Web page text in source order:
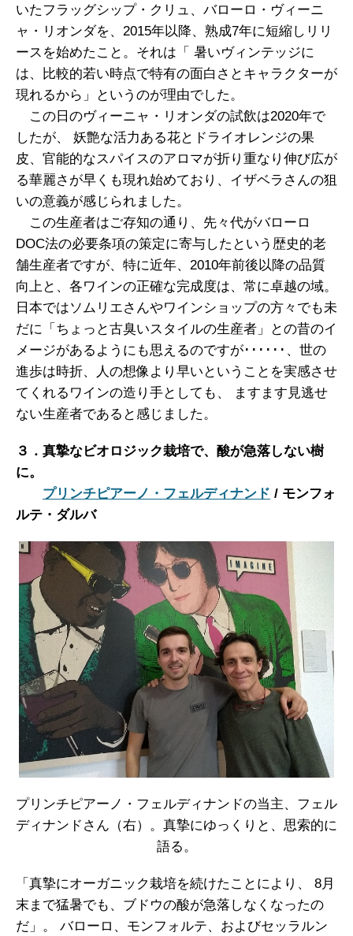
いたフラッグシップ・クリュ、バローロ・ヴィーニ
ャ・リオンダを、2015年以降、熟成7年に短縮しリリ
ースを始めたこと。それは「 暑いヴィンテッジに
は、比較的若い時点で特有の面白さとキャラクターが
現れるから」というのが理由でした。
この日のヴィーニャ・リオンダの試飲は2020年で
したが、 妖艶な活力ある花とドライオレンジの果
皮、官能的なスパイスのアロマが折り重なり伸び広が
る華麗さが早くも現れ始めており、イザベラさんの狙
いの意義が感じられました。
この生産者はご存知の通り、先々代がバローロ
DOC法の必要条項の策定に寄与したという歴史的老
舗生産者ですが、特に近年、2010年前後以降の品質
向上と、各ワインの正確な完成度は、常に卓越の域。
日本ではソムリエさんやワインショップの方々でも未
だに「ちょっと古臭いスタイルの生産者」との昔のイ
メージがあるようにも思えるのですが･･････、世の
進歩は時折、人の想像より早いということを実感させ
てくれるワインの造り手としても、 ますます見逃せ
ない生産者であると感じました。
３．真摯なビオロジック栽培で、酸が急落しない樹
に。
プリンチピアーノ・フェルディナンド / モンフォ
ルテ・ダルバ
プリンチピアーノ・フェルディナンドの当主、フェル
ディナンドさん（右）。真摯にゆっくりと、思索的に
語る。
「真摯にオーガニック栽培を続けたことにより、 8月
末まで猛暑でも、ブドウの酸が急落しなくなったの
だ」。 バローロ、モンフォルテ、およびセッラルン